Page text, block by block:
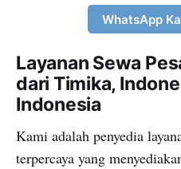
WhatsApp
Layanan Sewa
dari Timika,
Indonesia
Kami adalah penyedia
terpercaya yang